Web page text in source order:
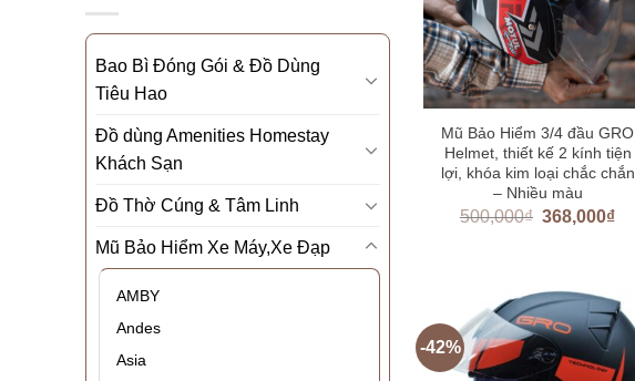
Bao Bì Đóng Gói & Đồ Dùng
Tiêu Hao
Đồ dùng Amenities Homestay
Khách Sạn
Đồ Thờ Cúng & Tâm Linh
Mũ Bảo Hiểm Xe Máy,Xe Đạp
AMBY
Andes
Asia
Mũ Bảo Hiểm 3/4 đầu GRO
Helmet, thiết kế 2 kính tiện
lợi, khóa kim loại chắc chắn
– Nhiều màu
500,000₫ 368,000₫
-42%